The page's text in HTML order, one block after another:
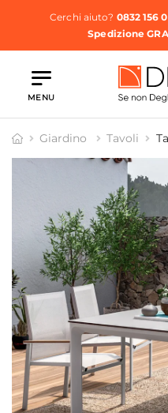
Cerchi aiuto? 0832 156
Spedizione
MENU
Giardino Tavoli